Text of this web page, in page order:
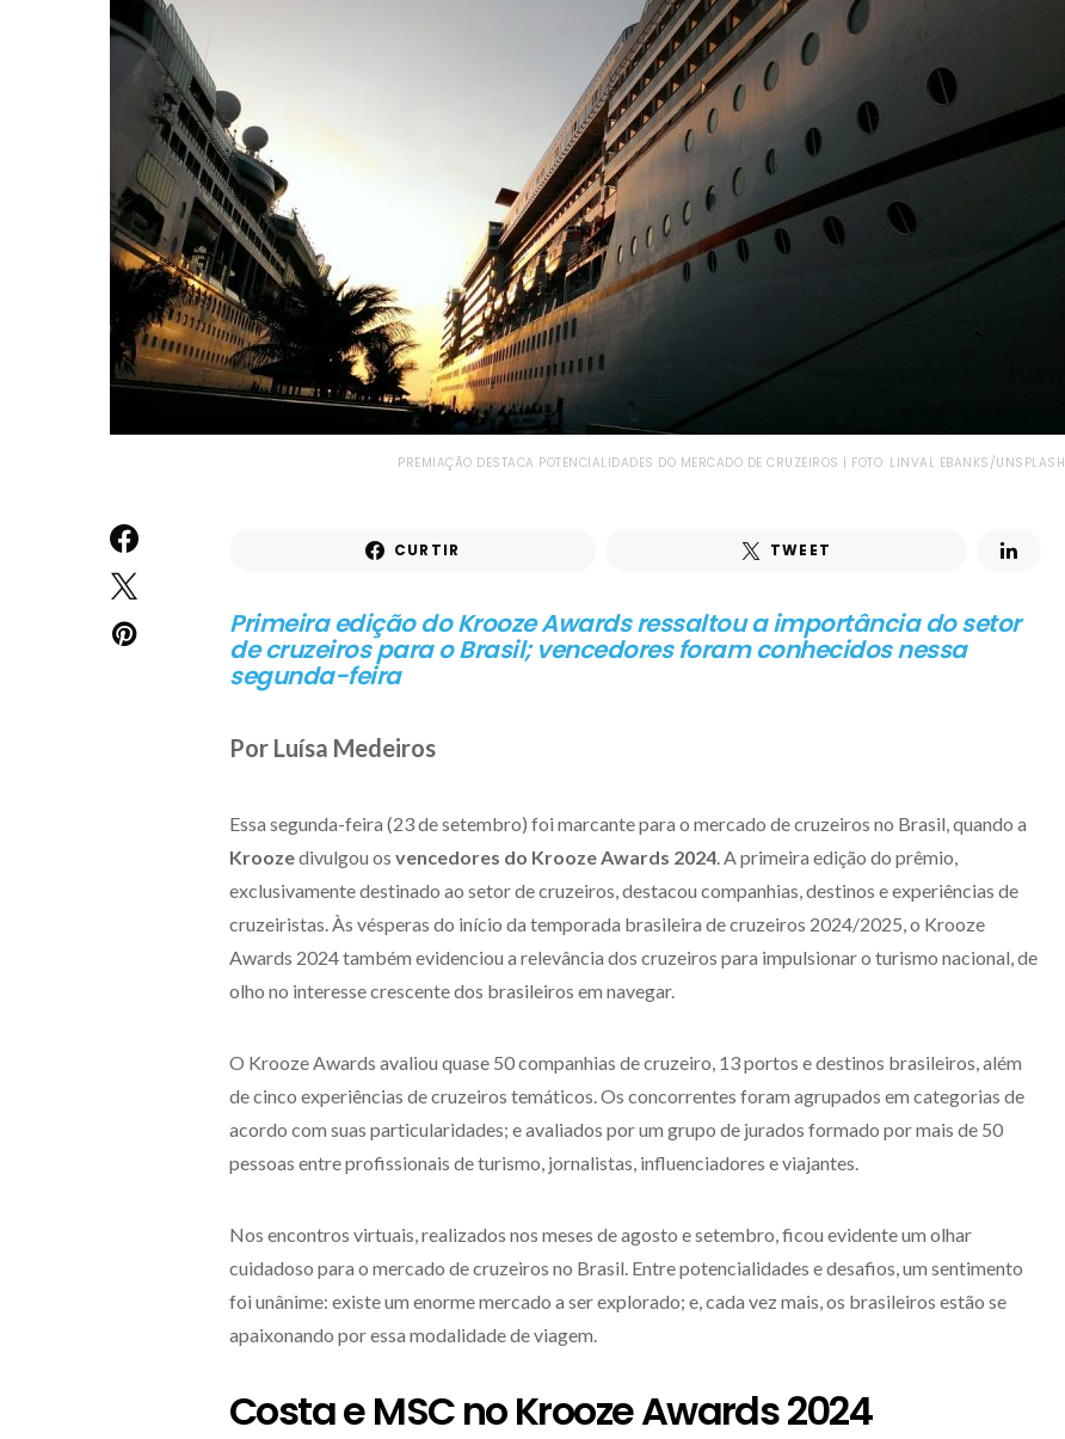
PREMIAÇÃO DESTACA POTENCIALIDADES DO MERCADO DE CRUZEIROS | FOTO: LINVAL EBANKS/UNSPLASH
CURTIR TWEET
Primeira edição do Krooze Awards ressaltou a importância do setor
de cruzeiros para o Brasil; vencedores foram conhecidos nessa
segunda-feira
Por Luísa Medeiros
Essa segunda-feira (23 de setembro) foi marcante para o mercado de cruzeiros no Brasil, quando a
Kroozedivulgou os vencedores do Krooze Awards 2024. A primeira edição do prêmio,
exclusivamente destinado ao setor de cruzeiros, destacou companhias, destinos e experiências de
cruzeiristas. Às vésperas do início da temporada brasileira de cruzeiros 2024/2025, o Krooze
Awards 2024 também evidenciou a relevância dos cruzeiros para impulsionar o turismo nacional, de
olho no interesse crescente dos brasileiros em navegar.
O Krooze Awards avaliou quase 50 companhias de cruzeiro, 13 portos e destinos brasileiros, além
de cinco experiências de cruzeiros temáticos. Os concorrentes foram agrupados em categorias de
acordo com suas particularidades; e avaliados por um grupo de jurados formado por mais de 50
pessoas entre profissionais de turismo, jornalistas, influenciadores e viajantes.
Nos encontros virtuais, realizados nos meses de agosto e setembro, ficou evidente um olhar
cuidadoso para o mercado de cruzeiros no Brasil. Entre potencialidades e desafios, um sentimento
foi unânime: existe um enorme mercado a ser explorado; e, cada vez mais, os brasileiros estão se
apaixonando por essa modalidade de viagem.
Costa e MSC no Krooze Awards 2024